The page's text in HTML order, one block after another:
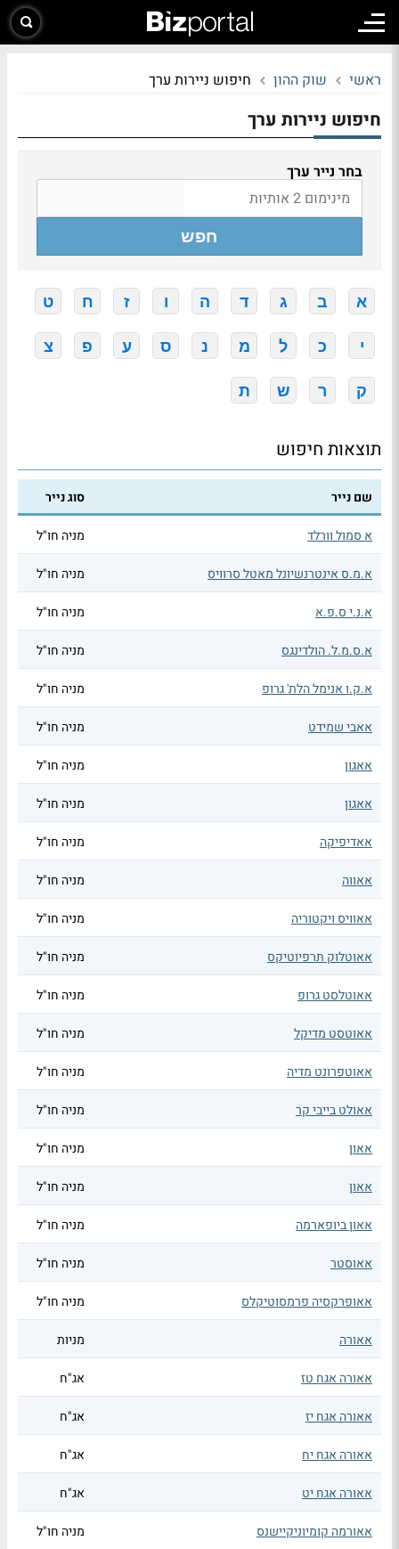
ראשי שוק ההון חיפוש ניירות ערך
חיפוש ניירות ערך
בחר נייר ערך
חפש
א ב ג ד ה ו ז ח ט
י כ ל מ נ ס ע פ צ
ק ר ש ת
תוצאות חיפוש
שם נייר סוג נייר
א סמול וורלד מניה חו"ל
א.מ.ס אינטרנשיונל מאטל סרוויס מניה חו"ל
א.נ.י ס.פ.א מניה חו"ל
א.ס.מ.ל. הולדינגס מניה חו"ל
א.ק.ו אנימל הלת' גרופ מניה חו"ל
אאבי שמידט מניה חו"ל
אאגון מניה חו"ל
אאגון מניה חו"ל
אאדיפיקה מניה חו"ל
אאווה מניה חו"ל
אאוויס ויקטוריה מניה חו"ל
אאוטלוק תרפיוטיקס מניה חו"ל
אאוטלסט גרופ מניה חו"ל
אאוטסט מדיקל מניה חו"ל
אאוטפרונט מדיה מניה חו"ל
אאולט בייבי קר מניה חו"ל
אאון מניה חו"ל
אאון מניה חו"ל
אאון ביופארמה מניה חו"ל
אאוסטר מניה חו"ל
אאופרקסיה פרמסוטיקלס מניה חו"ל
אאורה מניות
אאורה אגח טז אג"ח
אאורה אגח יז אג"ח
אאורה אגח יח אג"ח
אאורה אגח יט אג"ח
אאורמה קומיוניקיישנס מניה חו"ל